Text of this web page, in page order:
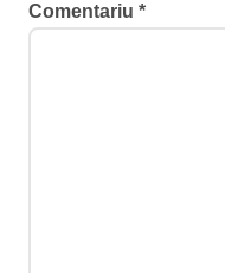
Comentariu *